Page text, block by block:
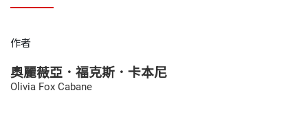
作者
奧麗薇亞．福克斯．卡本尼
Olivia Fox Cabane